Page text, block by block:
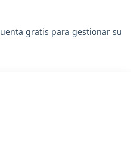
gratis para gestionar su